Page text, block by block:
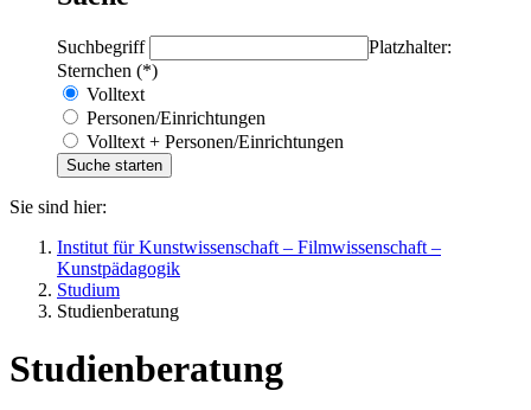
Suchbegriff
Platzhalter:
Sternchen (*)
Volltext
Personen/Einrichtungen
Volltext + Personen/Einrichtungen
Sie sind hier:
Institut für Kunstwissenschaft – Filmwissenschaft –
Kunstpädagogik
Studium
Studienberatung
Studienberatung